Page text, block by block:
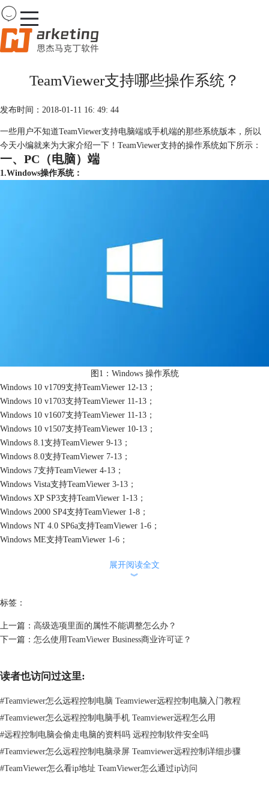
下载
购买
案例
服务
TeamViewer支持哪些操作系统？
发布时间：2018-01-11 16: 49: 44
一些用户不知道TeamViewer支持电脑端或手机端的那些系统版本，所以
今天小编就来为大家介绍一下！TeamViewer支持的操作系统如下所示：
一、PC（电脑）端
1.Windows操作系统：
图1：Windows 操作系统
Windows 10 v1709支持TeamViewer 12-13；
Windows 10 v1703支持TeamViewer 11-13；
Windows 10 v1607支持TeamViewer 11-13；
Windows 10 v1507支持TeamViewer 10-13；
Windows 8.1支持TeamViewer 9-13；
Windows 8.0支持TeamViewer 7-13；
Windows 7支持TeamViewer 4-13；
Windows Vista支持TeamViewer 3-13；
Windows XP SP3支持TeamViewer 1-13；
Windows 2000 SP4支持TeamViewer 1-8；
Windows NT 4.0 SP6a支持TeamViewer 1-6；
Windows ME支持TeamViewer 1-6；
展开阅读全文
︾
标签：
上一篇： 高级选项里面的属性不能调整怎么办？
下一篇： 怎么使用TeamViewer Business商业许可证？
读者也访问过这里:
#Teamviewer怎么远程控制电脑 Teamviewer远程控制电脑入门教程
#Teamviewer怎么远程控制电脑手机 Teamviewer远程怎么用
#远程控制电脑会偷走电脑的资料吗 远程控制软件安全吗
#Teamviewer怎么远程控制电脑录屏 Teamviewer远程控制详细步骤
#TeamViewer怎么看ip地址 TeamViewer怎么通过ip访问